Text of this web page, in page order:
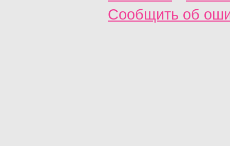
Сообщить об